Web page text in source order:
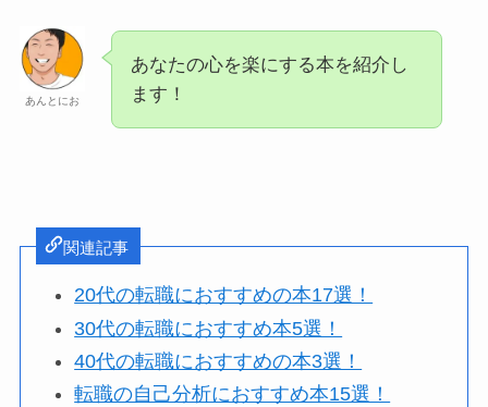
あんとにお
あなたの心を楽にする本を紹介し
ます！
関連記事
20代の転職におすすめの本17選！
30代の転職におすすめ本5選！
40代の転職におすすめの本3選！
転職の自己分析におすすめ本15選！